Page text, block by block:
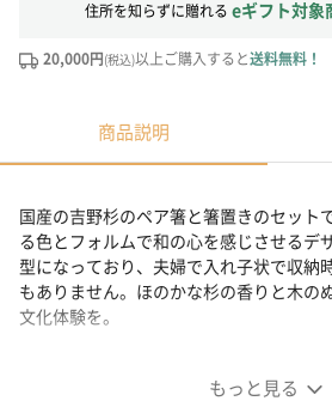
住所を知らずに贈れる eギフト対象
20,000円(税込)以上ご購入すると送料無料！
商品説明
もっと見る
国産の吉野杉のペア箸と箸置きのセット
る色とフォルムで和の心を感じさせるデ
型になっており、夫婦で入れ子状で収納
もありません。ほのかな杉の香りと木の
文化体験を。